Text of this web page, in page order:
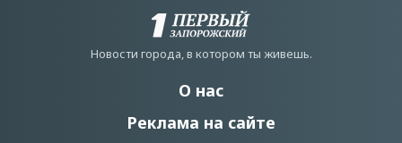
Новости города, в котором ты живешь.
О нас
Реклама на сайте